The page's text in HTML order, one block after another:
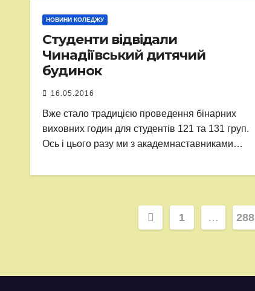
НОВИНИ КОЛЕДЖУ
Студенти відвідали
Чинадіївський дитячий
будинок
16.05.2016
Вже стало традицією проведення бінарних
виховних годин для студентів 121 та 131 груп.
Ось і цього разу ми з академнаставниками…
Пагінація
1 … 288